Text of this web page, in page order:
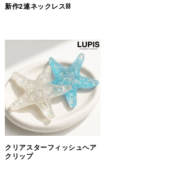
新作2連ネックレス⛓️
クリアスターフィッシュヘア
クリップ